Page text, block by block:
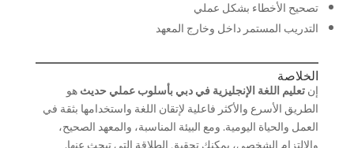
تصحيح الأخطاء بشكل عملي
التدريب المستمر داخل وخارج المعهد
الخلاصة
إنتعليم اللغة الإنجليزية في دبي بأسلوب عملي حديثهو
الطريق الأسرع والأكثر فاعلية لإتقان اللغة واستخدامها بثقة في
العمل والحياة اليومية. ومع البيئة المناسبة، والمعهد الصحيح،